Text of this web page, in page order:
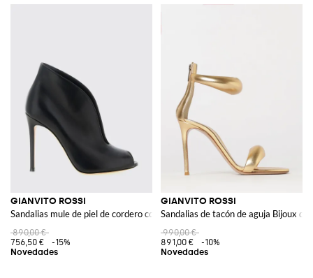
GIANVITO ROSSI
Sandalias mule de piel de cordero con tacón de aguja alto
890,00 €
756,50 €
-15%
GIANVITO ROSSI
Sandalias de tacón de aguja Bijoux de
990,00 €
891,00 €
-10%